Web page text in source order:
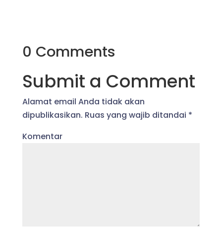
0 Comments
Submit a Comment
Alamat email Anda tidak akan
dipublikasikan. Ruas yang wajib ditandai *
Komentar